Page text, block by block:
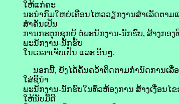
ໃຫ້ແກ່ຄະ
ນະນໍາກົມໃຫຍ່ເຄື່ອນໄຫວວຽກງານສໍາເລັດຕາມ
ສໍາຄັນເປັນ
ການກະຕຸກຊຸກຍູ້ ຕໍ່ພະນັກງານ-ນັກຮົບ, ສ້າງກອ
ພະນັກງານ-ນັກຮົບ
ໃນເວລາເຈັບເປັນ ແລະ ອື່ນໆ.
ນອກນີ້, ຍັງໄດ້ຄົ້ນຄວ້າຕິດຕາມກຳນົດການເລື່
ໃສ່ຊີ້ນໍາ
ພະນັກງານ-ນັກຮົບໃນທົ່ວຫ້ອງການ ສ້າງເງື່ອນໄ
ໃຫ້ນັບມື້ດີ